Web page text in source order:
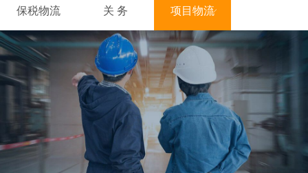
保税物流 关 务 项目物流